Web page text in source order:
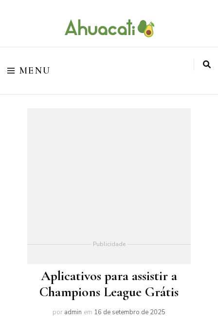
Ahuacati
O melhor da Internet em um só lugar
MENU
Publicidade
Aplicativos para assistir a
Champions League Grátis
por admin em 16 de setembro de 2025